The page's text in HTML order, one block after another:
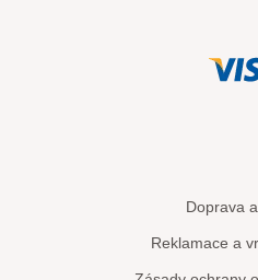
Doprava
Reklamace a